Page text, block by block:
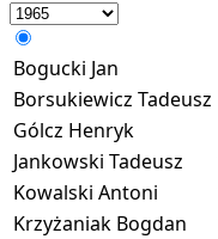
Bogucki Jan
Borsukiewicz Tadeusz
Gólcz Henryk
Jankowski Tadeusz
Kowalski Antoni
Krzyżaniak Bogdan